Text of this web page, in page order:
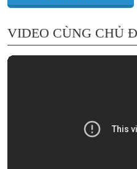
VIDEO CÙNG CHỦ